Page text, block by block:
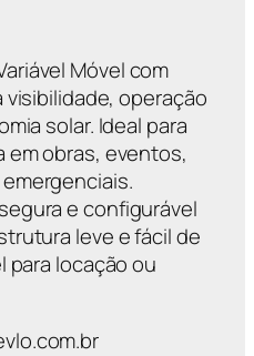
Móvel com
visibilidade, operação
solar. Ideal para
em obras, eventos,
e configurável
leve e fácil de
para locação ou